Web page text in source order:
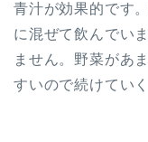
青汁が効果的です
に混ぜて飲んでい
ません。野菜があ
すいので続けてい